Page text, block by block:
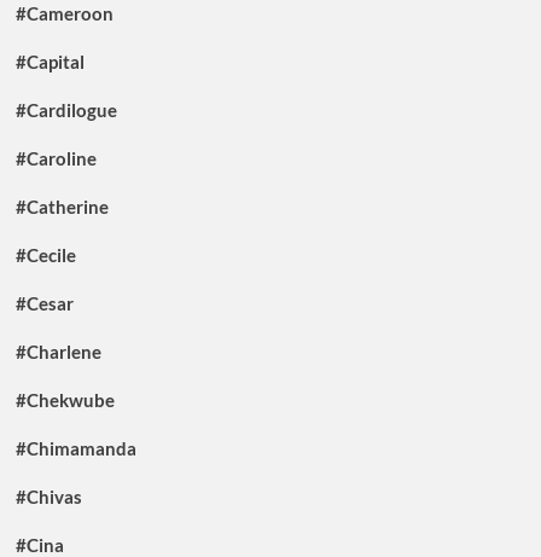
#Cameroon
#Capital
#Cardilogue
#Caroline
#Catherine
#Cecile
#Cesar
#Charlene
#Chekwube
#Chimamanda
#Chivas
#Cina